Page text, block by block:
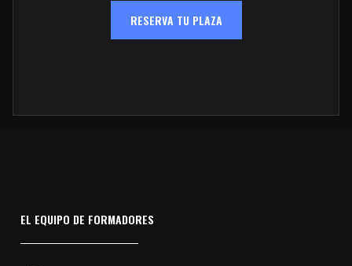
RESERVA TU PLAZA
EL EQUIPO DE FORMADORES